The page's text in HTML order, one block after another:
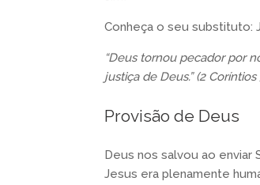
Conheça o seu substituto:
“Deus tornou pecador por
justiça de Deus.” (2 Coríntios
Provisão de Deus
Deus nos salvou ao enviar
Jesus era plenamente